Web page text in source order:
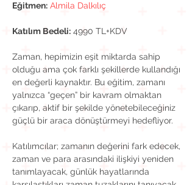
Eğitmen: Almila Dalkılıç
Katılım Bedeli: 4990 TL+KDV
Zaman, hepimizin eşit miktarda sahip
olduğu ama çok farklı şekillerde kullandığı
en değerli kaynaktır. Bu eğitim, zamanı
yalnızca “geçen” bir kavram olmaktan
çıkarıp, aktif bir şekilde yönetebileceğiniz
güçlü bir araca dönüştürmeyi hedefliyor.
Katılımcılar; zamanın değerini fark edecek,
zaman ve para arasındaki ilişkiyi yeniden
tanımlayacak, günlük hayatlarında